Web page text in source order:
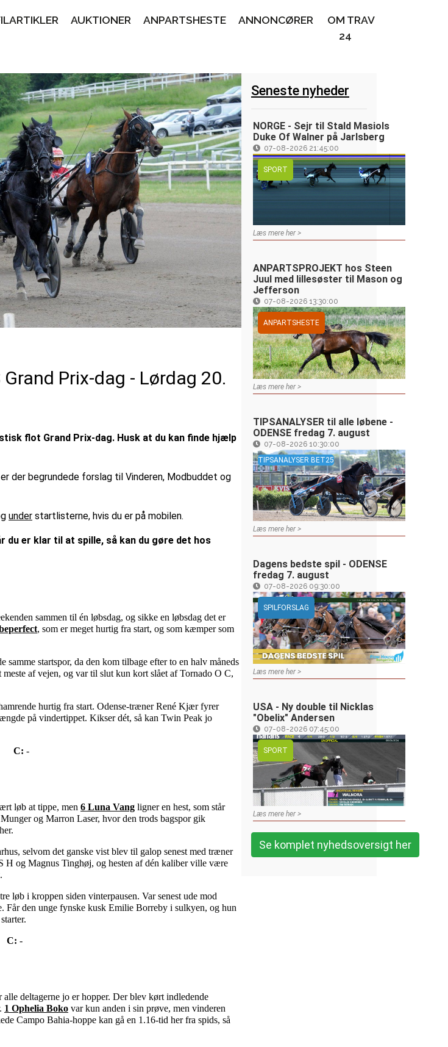
Prix-dag - Lørdag 20.
flot Grand Prix-dag. Husk at du kan finde hjælp
der begrundede forslag til Vinderen, Modbuddet og
under startlisterne, hvis du er på mobilen.
du er klar til at spille, så kan du gøre det hos
sammen til én løbsdag, og sikke en løbsdag det er
, som er meget hurtig fra start, og som kæmper som
samme startspor, da den kom tilbage efter to en halv måneds
af vejen, og var til slut kun kort slået af Tornado O C,
hurtig fra start. Odense-træner René Kjær fyrer
på vindertippet. Kikser dét, så kan Twin Peak jo
C: -
løb at tippe, men 6 Luna Vang ligner en hest, som står
og Marron Laser, hvor den trods bagspor gik
selvom det ganske vist blev til galop senest med træner
H og Magnus Tinghøj, og hesten af dén kaliber ville være
løb i kroppen siden vinterpausen. Var senest ude mod
Får den unge fynske kusk Emilie Borreby i sulkyen, og hun
C: -
deltagerne jo er hopper. Der blev kørt indledende
1 Ophelia Boko var kun anden i sin prøve, men vinderen
Campo Bahia-hoppe kan gå en 1.16-tid her fra spids, så
Seneste nyheder
NORGE - Sejr til Stald Masiols
Duke Of Walner på Jarlsberg
07-08-2026 21:45:00
SPORT
Læs mere her >
ANPARTSPROJEKT hos Steen
Juul med lillesøster til Mason og
Jefferson
07-08-2026 13:30:00
ANPARTSHESTE
Læs mere her >
TIPSANALYSER til alle løbene -
ODENSE fredag 7. august
07-08-2026 10:30:00
TIPSANALYSER BET25
Læs mere her >
Dagens bedste spil - ODENSE
fredag 7. august
07-08-2026 09:30:00
SPILFORSLAG
Læs mere her >
USA - Ny double til Nicklas
"Obelix" Andersen
07-08-2026 07:45:00
SPORT
Læs mere her >
Se komplet nyhedsoversigt her
AUKTIONER ANPARTSHESTE ANNONCØRER
OM TRAV
24